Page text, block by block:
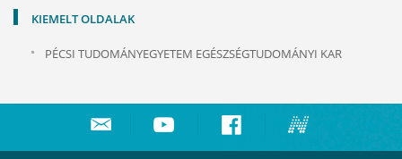
KIEMELT OLDALAK
PÉCSI TUDOMÁNYEGYETEM EGÉSZSÉGTUDOMÁNYI KAR